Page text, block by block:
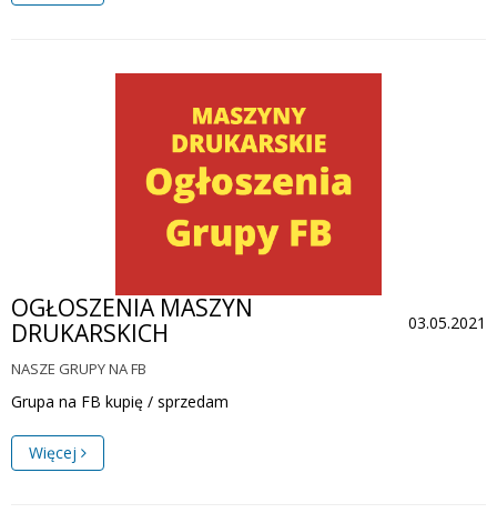
03.05.2021
OGŁOSZENIA MASZYN
DRUKARSKICH
NASZE GRUPY NA FB
Grupa na FB kupię / sprzedam
Więcej